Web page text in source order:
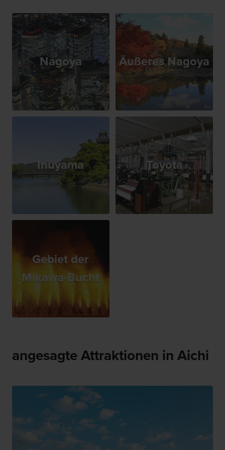
Nagoya Äußeres Nagoya
Inuyama Toyota
Gebiet der
Mikawa-Bucht
angesagte Attraktionen in Aichi